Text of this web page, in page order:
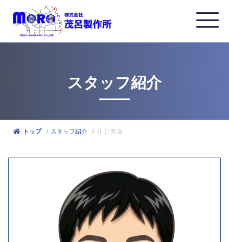
スタッフ紹介
トップ スタッフ紹介 井上 豊嘉